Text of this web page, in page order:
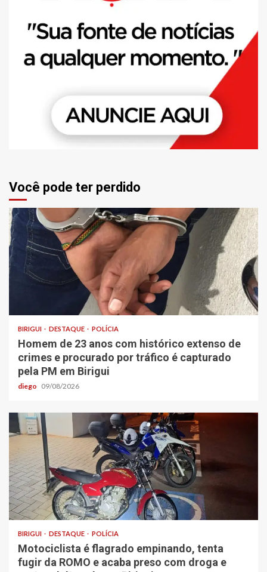
Você pode ter perdido
BIRIGUI DESTAQUE POLÍCIA
Homem de 23 anos com histórico extenso de
crimes e procurado por tráfico é capturado
pela PM em Birigui
diego 09/08/2026
BIRIGUI DESTAQUE POLÍCIA
Motociclista é flagrado empinando, tenta
fugir da ROMO e acaba preso com droga e